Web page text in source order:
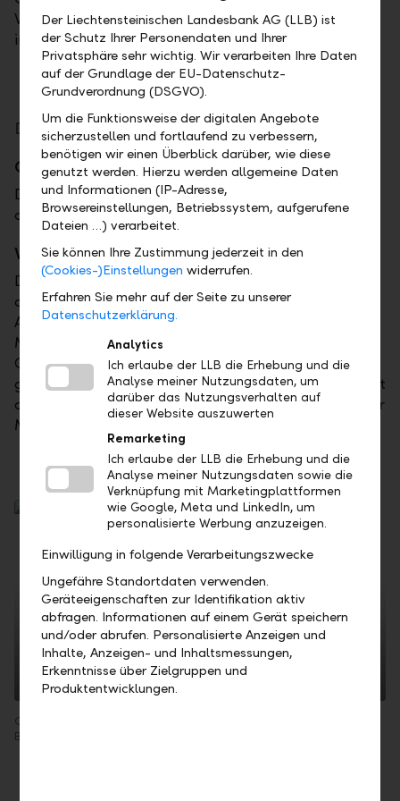
Wachstumsmärkten in Zentral- und Osteuropa und
im Nahen Osten.
Die Organe der LLB
Generalversammlung
Die Generalversammlungder Aktionäre ist das
oberste Organ der LLB.
Verwaltungsrat
Der Verwaltungsrat setzt sich – gestützt auf Art. 12
des Gesetzes über die Liechtensteinische Landesbank
AG und Art. 23 der Statuten – aus fünf bis sieben
Mitgliedern zusammen, die von der
Generalversammlung für die Dauer von drei Jahren
gewählt werden. Die Generalversammlung bestimmt
den Präsidenten. Der Verwaltungsrat wählt aus seiner
Mitte den Vizepräsidenten.
Georg Wohlwend – Verwaltungsratspräsident, Jahrgang 1963,
Betriebsökonom, Nationalität FL, Eintritt in den Verwaltungsrat 2017
Georg Wohlwend, Präsident
Der Liechtensteinischen Landesbank AG (LLB) ist
der Schutz Ihrer Personendaten und Ihrer
Privatsphäre sehr wichtig. Wir verarbeiten Ihre Daten
auf der Grundlage der EU-Datenschutz-
Grundverordnung (DSGVO).
Um die Funktionsweise der digitalen Angebote
sicherzustellen und fortlaufend zu verbessern,
benötigen wir einen Überblick darüber, wie diese
genutzt werden. Hierzu werden allgemeine Daten
und Informationen (IP-Adresse,
Browsereinstellungen, Betriebssystem, aufgerufene
Dateien …) verarbeitet.
Sie können Ihre Zustimmung jederzeit in den
(Cookies-)Einstellungen widerrufen.
Erfahren Sie mehr auf der Seite zu unserer
Datenschutzerklärung.
Analytics
Ich erlaube der LLB die Erhebung und die
Analyse meiner Nutzungsdaten, um
darüber das Nutzungsverhalten auf
dieser Website auszuwerten
Remarketing
Ich erlaube der LLB die Erhebung und die
Analyse meiner Nutzungsdaten sowie die
Verknüpfung mit Marketingplattformen
wie Google, Meta und LinkedIn, um
personalisierte Werbung anzuzeigen.
Einwilligung in folgende Verarbeitungszwecke
Ungefähre Standortdaten verwenden.
Geräteeigenschaften zur Identifikation aktiv
abfragen. Informationen auf einem Gerät speichern
und/oder abrufen. Personalisierte Anzeigen und
Inhalte, Anzeigen- und Inhaltsmessungen,
Erkenntnisse über Zielgruppen und
Produktentwicklungen.